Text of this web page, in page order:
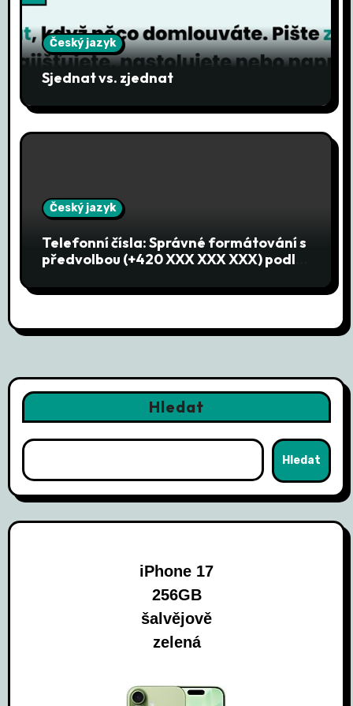
p
ě
e
Český jazyk
Sjednat vs. zjednat
Český jazyk
Telefonní čísla: Správné formátování s
předvolbou (+420 XXX XXX XXX) podle
Hledat
Hledat